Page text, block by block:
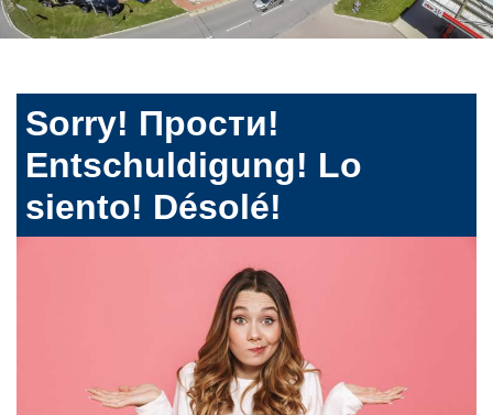
Sorry! Прости!
Entschuldigung! Lo
siento! Désolé!